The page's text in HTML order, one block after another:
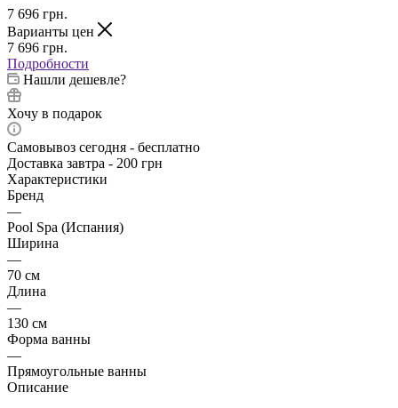
7 696 грн.
Варианты цен
7 696 грн.
Подробности
Нашли дешевле?
Хочу в подарок
Самовывоз сегодня - бесплатно
Доставка завтра - 200 грн
Характеристики
Бренд
—
Pool Spa (Испания)
Ширина
—
70 см
Длина
—
130 см
Форма ванны
—
Прямоугольные ванны
Описание